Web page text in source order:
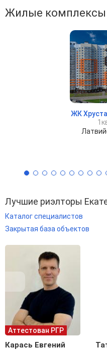
Жилые комплексы
ЖК
Лучшие риэлторы
Каталог специалистов
Закрытая база объектов
Аттестован РГР
Карась Евгений